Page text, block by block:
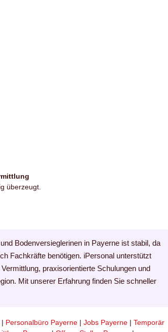
überzeugt.
Bodenversieglerinen in Payerne ist stabil, da
Fachkräfte benötigen. iPersonal unterstützt
praxisorientierte Schulungen und
Mit unserer Erfahrung finden Sie schneller
| Personalbüro Payerne | Jobs Payerne | Temporär